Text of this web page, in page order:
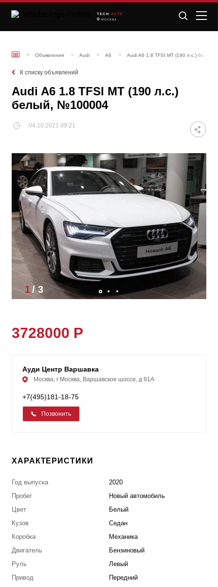
TECH /AUTO
МОСКВА
Объявления Audi A6 Audi A6 1.8 TFSI МТ (190 л.с.) белый,
К списку объявлений
Audi A6 1.8 TFSI МТ (190 л.с.)
белый, №100004
04.10.2021 09:21
1/3
3728000 Р
Ауди Центр Варшавка
Москва, г Москва, Варшавское шоссе, д 91А
+7(495)181-18-75
Позвонить
ХАРАКТЕРИСТИКИ
Год выпуска
2020
Пробег
Новый автомобиль
Цвет
Белый
Кузов
Седан
Коробка
Механика
Двигатель
Бензиновый
Руль
Левый
Привод
Передний